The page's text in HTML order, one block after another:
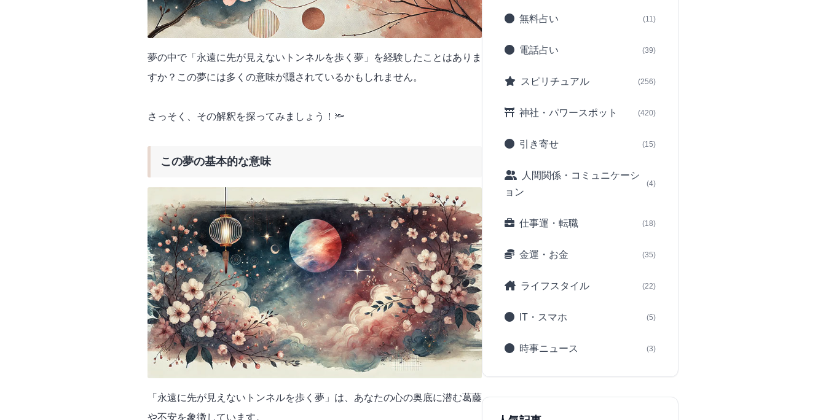
夢の中で「永遠に先が見えないトンネルを歩く夢」を経験したことはありま
すか？この夢には多くの意味が隠されているかもしれません。
さっそく、その解釈を探ってみましょう！🔦
この夢の基本的な意味
「永遠に先が見えないトンネルを歩く夢」は、あなたの心の奥底に潜む葛藤
や不安を象徴しています。
無料占い (11)
電話占い (39)
スピリチュアル (256)
神社・パワースポット (420)
引き寄せ (15)
人間関係・コミュニケーシ
ョン
(4)
仕事運・転職 (18)
金運・お金 (35)
ライフスタイル (22)
IT・スマホ (5)
時事ニュース (3)